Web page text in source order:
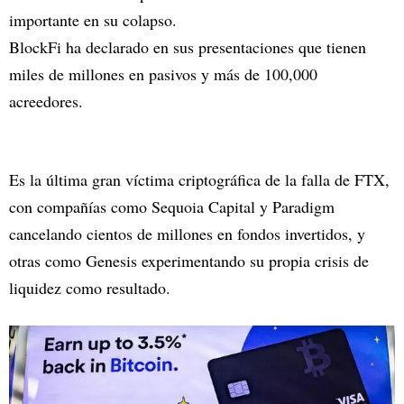
importante en su colapso.
BlockFi ha declarado en sus presentaciones que tienen
miles de millones en pasivos y más de 100,000
acreedores.
Es la última gran víctima criptográfica de la falla de FTX,
con compañías como Sequoia Capital y Paradigm
cancelando cientos de millones en fondos invertidos, y
otras como Genesis experimentando su propia crisis de
liquidez como resultado.